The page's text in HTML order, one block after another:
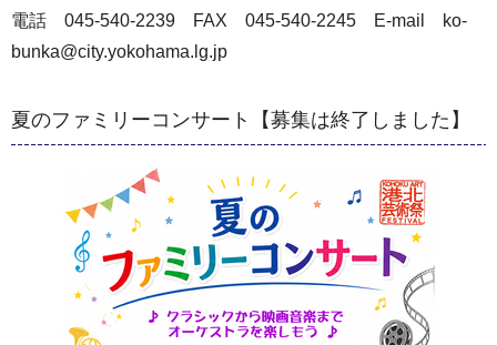
電話 045-540-2239 FAX 045-540-2245 E-mail ko-
bunka@city.yokohama.lg.jp
夏のファミリーコンサート【募集は終了しました】